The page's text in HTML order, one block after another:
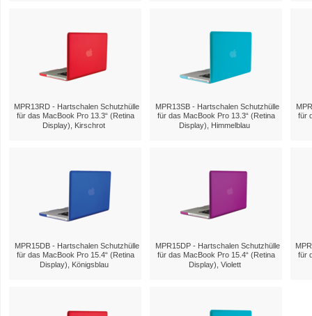
MPR13RD - Hartschalen Schutzhülle
für das MacBook Pro 13.3“ (Retina
Display), Kirschrot
MPR13SB - Hartschalen Schutzhülle
für das MacBook Pro 13.3“ (Retina
Display), Himmelblau
für
MPR15DB - Hartschalen Schutzhülle
für das MacBook Pro 15.4“ (Retina
Display), Königsblau
MPR15DP - Hartschalen Schutzhülle
für das MacBook Pro 15.4“ (Retina
Display), Violett
für